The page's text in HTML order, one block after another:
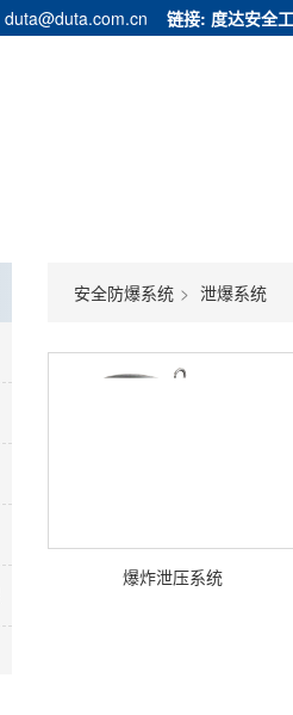
duta@duta.com.cn 链接: 度达安全
安全防爆系统 泄爆系统
爆炸泄压系统